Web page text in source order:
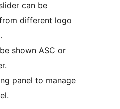
can be
different logo
shown ASC or
panel to manage